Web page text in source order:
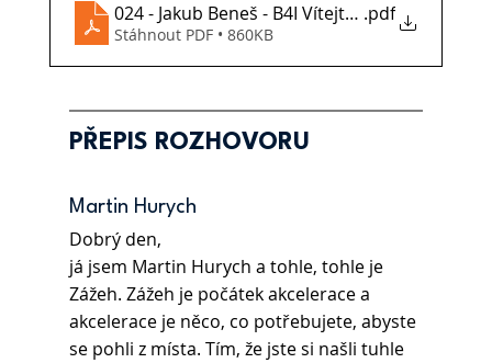
024 - Jakub Beneš - B4I Vítejte v digitální
.pdf
Stáhnout PDF • 860KB
PŘEPIS ROZHOVORU
Martin Hurych
Dobrý den,
já jsem Martin Hurych a tohle, tohle je
Zážeh. Zážeh je počátek akcelerace a
akcelerace je něco, co potřebujete, abyste
se pohli z místa. Tím, že jste si našli tuhle